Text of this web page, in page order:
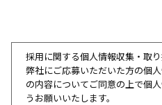
採用に関する個人情報収集・取
弊社にご応募いただいた方の個
の内容についてご同意の上で個
うお願いいたします。